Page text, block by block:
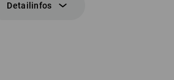
Detailinfos